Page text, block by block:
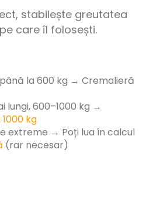
stabilește greutatea
care îl folosești.
la 600 kg → Cremalieră
lungi, 600–1000 kg →
kg
extreme → Poți lua în calcul
(rar necesar)